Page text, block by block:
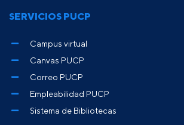
SERVICIOS PUCP
Campus virtual
Canvas PUCP
Correo PUCP
Empleabilidad PUCP
Sistema de Bibliotecas